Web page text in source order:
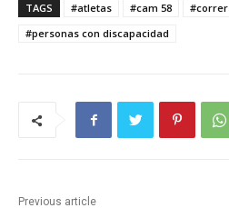
TAGS #atletas #cam 58 #correr
#personas con discapacidad
Previous article